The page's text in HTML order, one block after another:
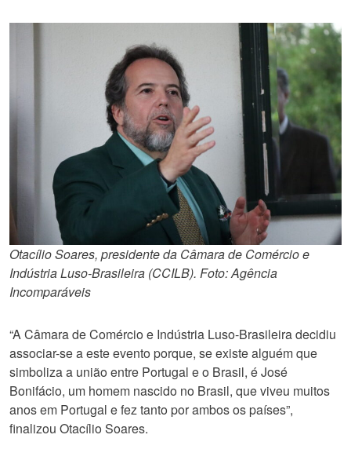
Otacílio Soares, presidente da Câmara de Comércio e
Indústria Luso-Brasileira (CCILB). Foto: Agência
Incomparáveis
“A Câmara de Comércio e Indústria Luso-Brasileira decidiu
associar-se a este evento porque, se existe alguém que
simboliza a união entre Portugal e o Brasil, é José
Bonifácio, um homem nascido no Brasil, que viveu muitos
anos em Portugal e fez tanto por ambos os países”,
finalizou Otacílio Soares.